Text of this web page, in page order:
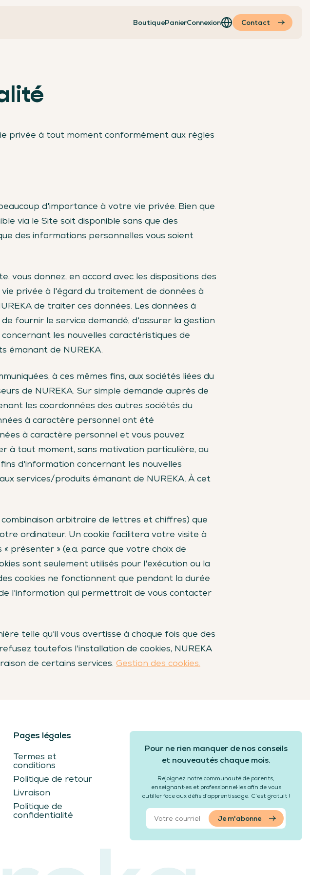
BoutiquePanierConnexion Contact
privée à tout moment conformément aux règles
d'importance à votre vie privée. Bien que
via le Site soit disponible sans que des
des informations personnelles vous soient
vous donnez, en accord avec les dispositions des
privée à l'égard du traitement de données à
de traiter ces données. Les données à
fournir le service demandé, d'assurer la gestion
les nouvelles caractéristiques de
émanant de NUREKA.
à ces mêmes fins, aux sociétés liées du
de NUREKA. Sur simple demande auprès de
les coordonnées des autres sociétés du
à caractère personnel ont été
à caractère personnel et vous pouvez
à tout moment, sans motivation particulière, au
d'information concernant les nouvelles
services/produits émanant de NUREKA. À cet
combinaison arbitraire de lettres et chiffres) que
ordinateur. Un cookie facilitera votre visite à
présenter » (e.a. parce que votre choix de
sont seulement utilisés pour l'exécution ou la
cookies ne fonctionnent que pendant la durée
l'information qui permettrait de vous contacter
telle qu'il vous avertisse à chaque fois que des
toutefois l'installation de cookies, NUREKA
de certains services. Gestion des cookies.
Pages légales
Termes et
conditions
Politique de retour
Livraison
Politique de
confidentialité
Pour ne rien manquer de nos conseils
et nouveautés chaque mois.
Rejoignez notre communauté de parents,
enseignant·es et professionnel·les afin de vous
outiller face aux défis d’apprentissage. C’est gratuit !
Je m'abonne